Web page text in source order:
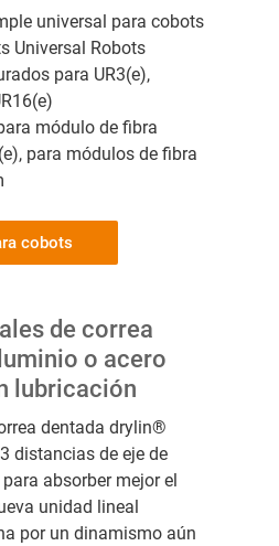
universal para cobots
Universal Robots
para UR3(e),
módulo de fibra
para módulos de fibra
cobots
de correa
o acero
lubricación
dentada drylin®
distancias de eje de
absorber mejor el
unidad lineal
por un dinamismo aún